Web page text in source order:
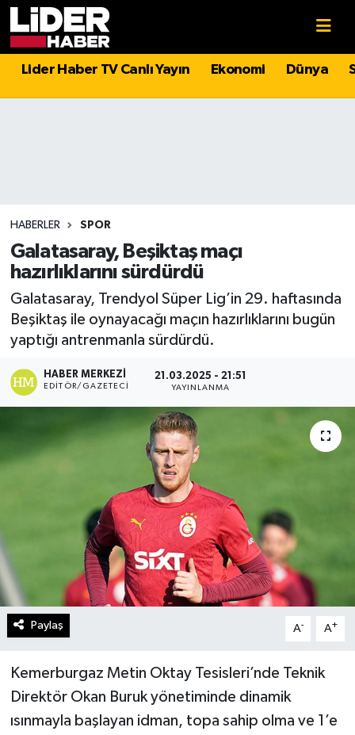
Lider Haber TV Canlı Yayın Ekonomi Dünya
HABERLER SPOR
Galatasaray, Beşiktaş maçı
hazırlıklarını sürdürdü
Galatasaray, Trendyol Süper Lig’in 29. haftasında
Beşiktaş ile oynayacağı maçın hazırlıklarını bugün
yaptığı antrenmanla sürdürdü.
HABER MERKEZI
EDITÖR/GAZETECI
21.03.2025 - 21:51
YAYINLANMA
Paylaş A- A+
Kemerburgaz Metin Oktay Tesisleri’nde Teknik
Direktör Okan Buruk yönetiminde dinamik
ısınmayla başlayan idman, topa sahip olma ve 1’e
Politika
Magazin
Spor
Sağlık
Teknoloji
Turizm
Kültür - Sanat
Lider Haber TV Canlı Yayın izle
Hava Durumu
Süper Lig Puan Durumu ve Fikstür
Tüm Manşetler
Son Dakika Haberleri
Haber Arşivi